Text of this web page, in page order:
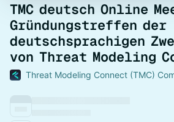
TMC deutsch Online
Gründungstreffen der
deutschsprachigen
von Threat Modeling
Threat Modeling Connect (TMC)